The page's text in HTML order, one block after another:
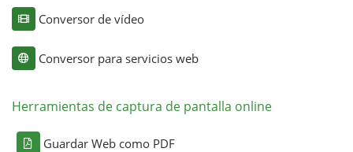
Conversor de vídeo
Conversor para servicios web
Herramientas de captura de pantalla online
Guardar Web como PDF